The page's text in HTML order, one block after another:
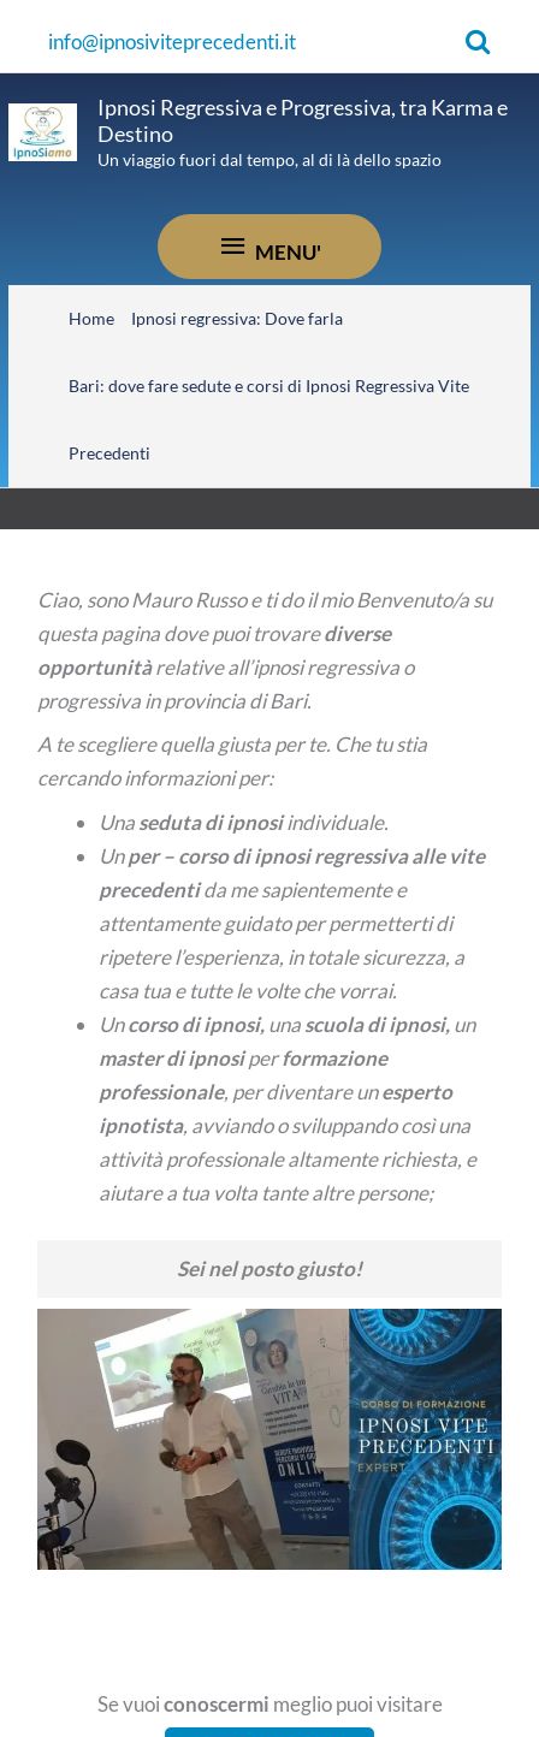
info@ipnosiviteprecedenti.it Cerca
Ipnosi Regressiva e Progressiva, tra Karma e
Destino
Un viaggio fuori dal tempo, al di là dello spazio
MENU'
MENU'
Home Ipnosi regressiva: Dove farla
Bari: dove fare sedute e corsi di Ipnosi Regressiva Vite
Precedenti
Ciao, sono Mauro Russo e ti do il mio Benvenuto/a su
questa pagina dove puoi trovarediverse
opportunitàrelative all’ipnosi regressiva o
progressiva in provincia di Bari.
A te scegliere quella giusta per te. Che tu stia
cercando informazioni per:
Unaseduta di ipnosiindividuale.
Unper –corso di ipnosi regressiva alle vite
precedentida me sapientemente e
attentamente guidato per permetterti di
ripetere l’esperienza, in totale sicurezza, a
casa tua e tutte le volte che vorrai.
Uncorso di ipnosi,unascuola di ipnosi,un
master di ipnosiperformazione
professionale, per diventare unesperto
ipnotista, avviando o sviluppando così una
attività professionale altamente richiesta, e
aiutare a tua volta tante altre persone;
Sei nel posto giusto!
Se vuoiconoscermi meglio puoi visitare